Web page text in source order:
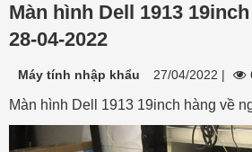
Màn hình Dell 1913
28-04-2022
Máy tính nhập khẩu 27/04/2022 |
Màn hình Dell 1913 19inch hàng về